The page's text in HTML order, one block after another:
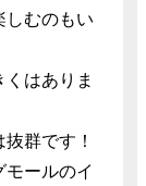
しむのもい
はありま
群です！
ールのイ